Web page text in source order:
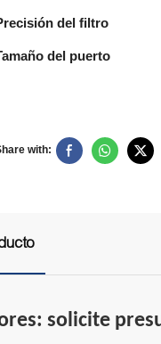
del filtro
del puerto
with:
solicite